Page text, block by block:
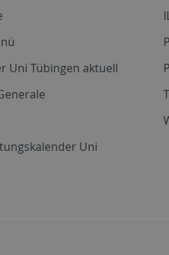
Uni Tübingen aktuell
Uni